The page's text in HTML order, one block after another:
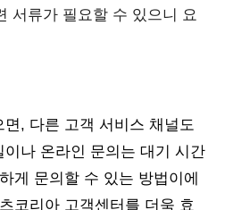
서류가 필요할 수 있으니 요
, 다른 고객 서비스 채널도
나 온라인 문의는 대기 시간
게 문의할 수 있는 방법이에
코리아 고객센터를 더욱 효